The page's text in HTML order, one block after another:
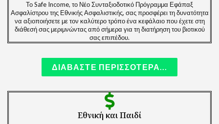
Το Safe Income, το Νέο Συνταξιοδοτικό Πρόγραμμα Εφάπαξ
Ασφαλίστρου της Εθνικής Ασφαλιστικής, σας προσφέρει τη δυνατότητα
να αξιοποιήσετε με τον καλύτερο τρόπο ένα κεφάλαιο που έχετε στη
διάθεσή σας μεριμνώντας από σήμερα για τη διατήρηση του βιοτικού
σας επιπέδου.
ΔΙΑΒΑΣΤΕ ΠΕΡΙΣΣΟΤΕΡΑ...
Εθνική και Παιδί